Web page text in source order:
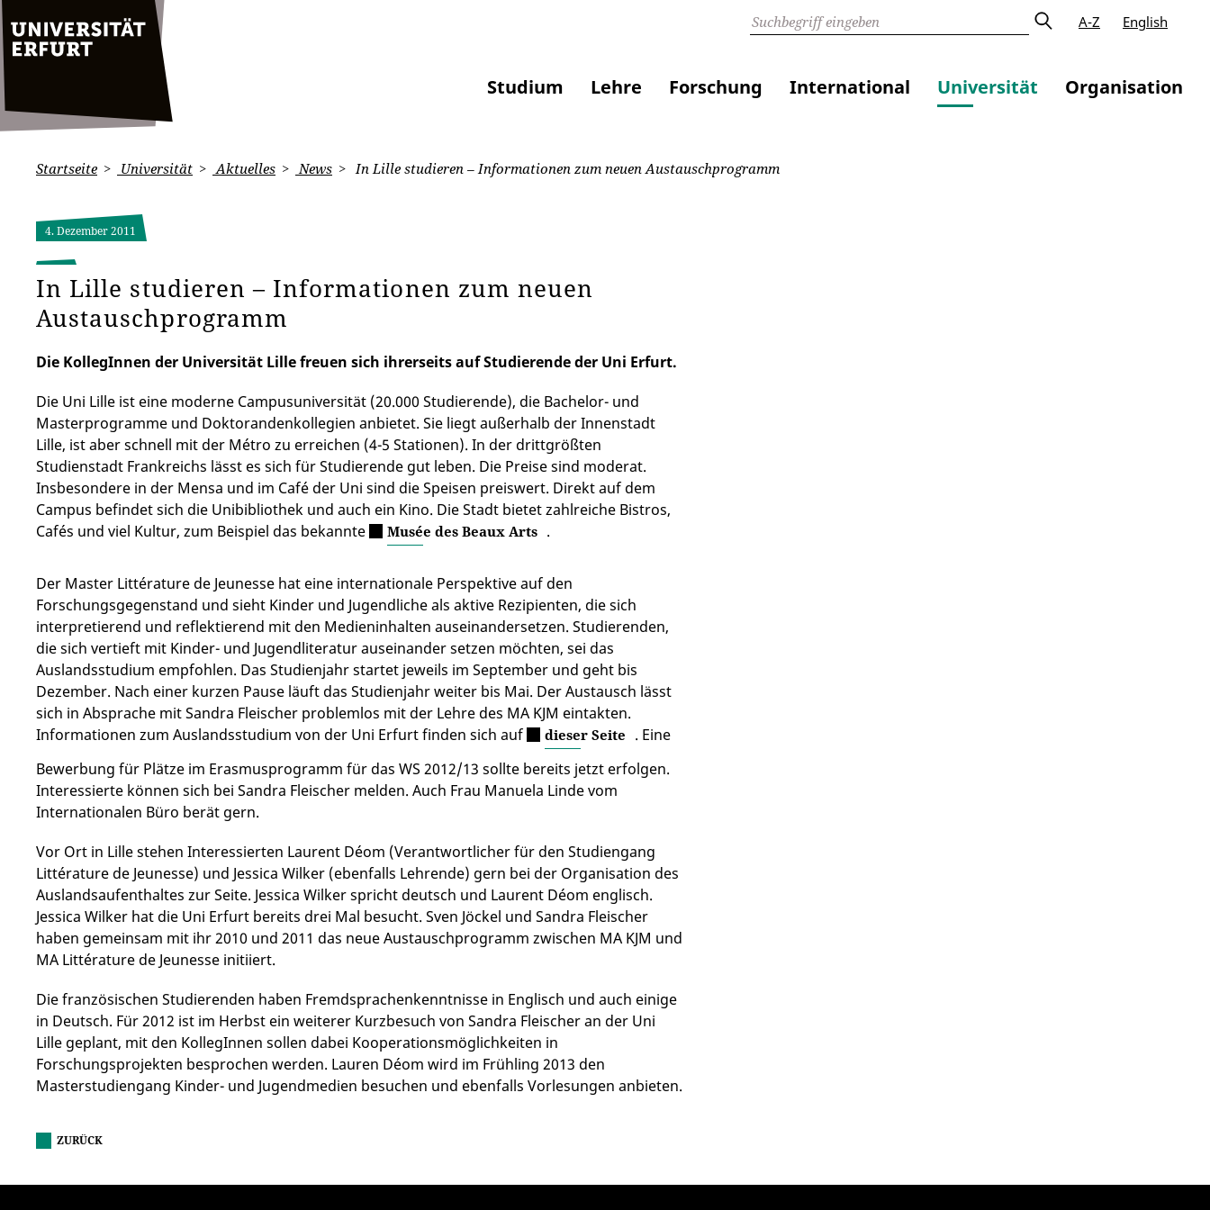
A-Z English
Studium Lehre Forschung International Universität Organisation
Startseite Universität Aktuelles News In Lille studieren – Informationen zum neuen Austauschprogramm
4. Dezember 2011
In Lille studieren – Informationen zum neuen
Austauschprogramm
Die KollegInnen der Universität Lille freuen sich ihrerseits auf Studierende der Uni Erfurt.
Die Uni Lille ist eine moderne Campusuniversität (20.000 Studierende), die Bachelor- und
Masterprogramme und Doktorandenkollegien anbietet. Sie liegt außerhalb der Innenstadt
Lille, ist aber schnell mit der Métro zu erreichen (4-5 Stationen). In der drittgrößten
Studienstadt Frankreichs lässt es sich für Studierende gut leben. Die Preise sind moderat.
Insbesondere in der Mensa und im Café der Uni sind die Speisen preiswert. Direkt auf dem
Campus befindet sich die Unibibliothek und auch ein Kino. Die Stadt bietet zahlreiche Bistros,
Cafés und viel Kultur, zum Beispiel das bekannte
Musée des Beaux Arts .
Der Master Littérature de Jeunesse hat eine internationale Perspektive auf den
Forschungsgegenstand und sieht Kinder und Jugendliche als aktive Rezipienten, die sich
interpretierend und reflektierend mit den Medieninhalten auseinandersetzen. Studierenden,
die sich vertieft mit Kinder- und Jugendliteratur auseinander setzen möchten, sei das
Auslandsstudium empfohlen. Das Studienjahr startet jeweils im September und geht bis
Dezember. Nach einer kurzen Pause läuft das Studienjahr weiter bis Mai. Der Austausch lässt
sich in Absprache mit Sandra Fleischer problemlos mit der Lehre des MA KJM eintakten.
Informationen zum Auslandsstudium von der Uni Erfurt finden sich auf
dieser Seite . Eine
Bewerbung für Plätze im Erasmusprogramm für das WS 2012/13 sollte bereits jetzt erfolgen.
Interessierte können sich bei Sandra Fleischer melden. Auch Frau Manuela Linde vom
Internationalen Büro berät gern.
Vor Ort in Lille stehen Interessierten Laurent Déom (Verantwortlicher für den Studiengang
Littérature de Jeunesse) und Jessica Wilker (ebenfalls Lehrende) gern bei der Organisation des
Auslandsaufenthaltes zur Seite. Jessica Wilker spricht deutsch und Laurent Déom englisch.
Jessica Wilker hat die Uni Erfurt bereits drei Mal besucht. Sven Jöckel und Sandra Fleischer
haben gemeinsam mit ihr 2010 und 2011 das neue Austauschprogramm zwischen MA KJM und
MA Littérature de Jeunesse initiiert.
Die französischen Studierenden haben Fremdsprachenkenntnisse in Englisch und auch einige
in Deutsch. Für 2012 ist im Herbst ein weiterer Kurzbesuch von Sandra Fleischer an der Uni
Lille geplant, mit den KollegInnen sollen dabei Kooperationsmöglichkeiten in
Forschungsprojekten besprochen werden. Lauren Déom wird im Frühling 2013 den
Masterstudiengang Kinder- und Jugendmedien besuchen und ebenfalls Vorlesungen anbieten.
ZURÜCK